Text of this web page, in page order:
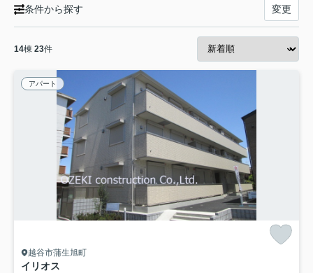
条件から探す 変更
14棟 23件
アパート
越谷市蒲生旭町
イリオス